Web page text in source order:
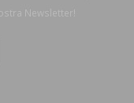
Newsletter!